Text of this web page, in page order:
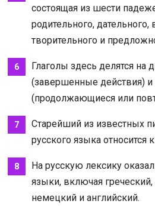
состоящая из шести
родительного, дательного,
творительного и
Глаголы здесь делятся
(завершенные действия)
(продолжающиеся или
Старейший из известных
русского языка относится
На русскую лексику
языки, включая
немецкий и английский.